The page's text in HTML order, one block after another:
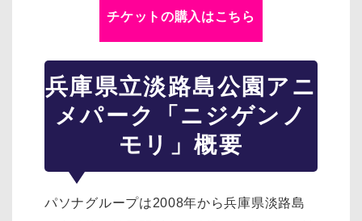
チケットの購入はこちら
兵庫県立淡路島公園アニ
メパーク「ニジゲンノ
モリ」概要
パソナグループは2008年から兵庫県淡路島